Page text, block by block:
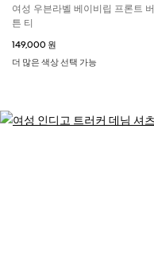
여성 우븐라벨 베이비립 프론트 버
튼 티
149,000 원
더 많은 색상 선택 가능